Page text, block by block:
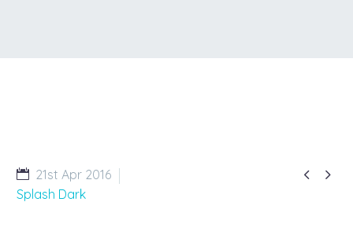
 
21st Apr 2016
Splash Dark